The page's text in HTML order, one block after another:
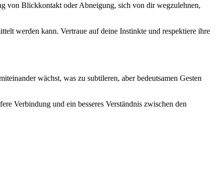
von Blickkontakt oder Abneigung, sich von dir wegzulehnen,
werden kann. Vertraue auf deine Instinkte und respektiere ihre
wächst, was zu subtileren, aber bedeutsamen Gesten
Verbindung und ein besseres Verständnis zwischen den